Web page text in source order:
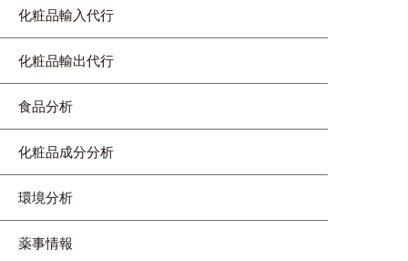
化粧品輸入代行
化粧品輸出代行
食品分析
化粧品成分分析
環境分析
薬事情報